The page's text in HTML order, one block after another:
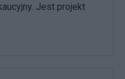
Jest projekt